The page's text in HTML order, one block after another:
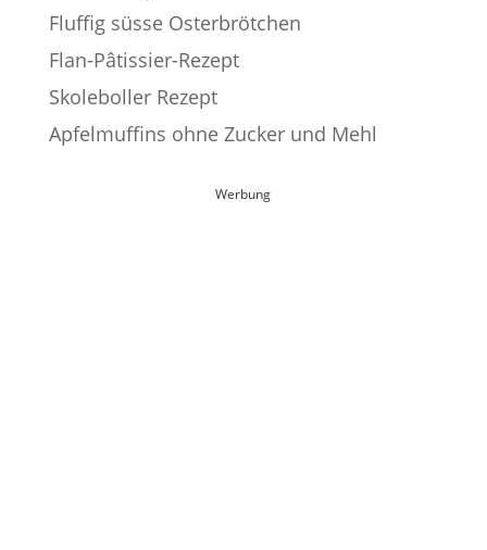
Fluffig süsse Osterbrötchen
Flan-Pâtissier-Rezept
Skoleboller Rezept
Apfelmuffins ohne Zucker und Mehl
Werbung